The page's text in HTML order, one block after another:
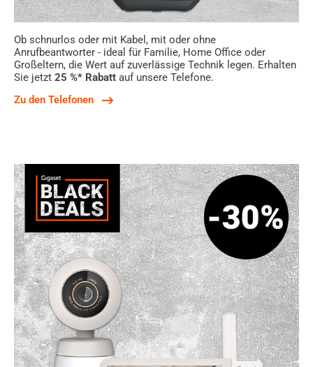
Ob schnurlos oder mit Kabel, mit oder ohne
Anrufbeantworter - ideal für Familie, Home Office oder
Großeltern, die Wert auf zuverlässige Technik legen. Erhalten
Sie jetzt 25 %* Rabatt auf unsere Telefone.
Zu den Telefonen